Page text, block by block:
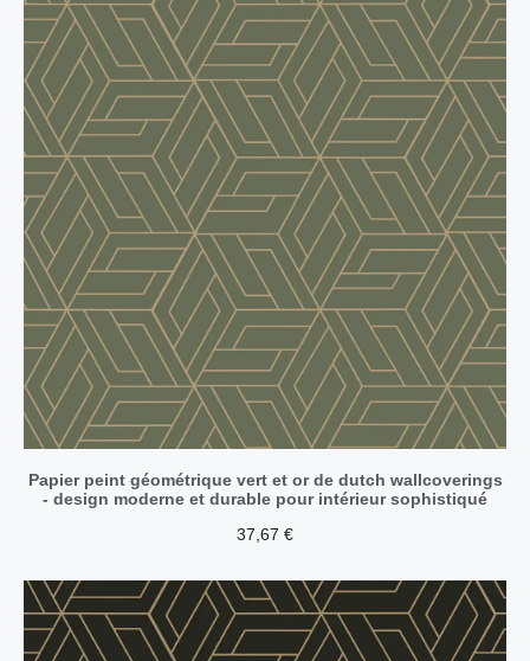
Papier peint géométrique vert et or de dutch wallcoverings
- design moderne et durable pour intérieur sophistiqué
37,67 €